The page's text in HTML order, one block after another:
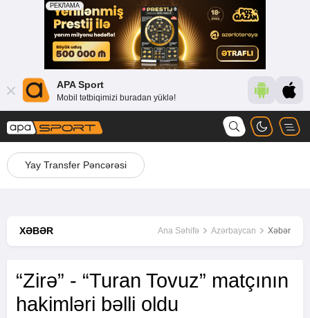
APA Sport
Mobil tətbiqimizi buradan yüklə!
Yay Transfer Pəncərəsi
XƏBƏR Ana Səhifə Azərbaycan Xəbər
“Zirə” - “Turan Tovuz” matçının
hakimləri bəlli oldu